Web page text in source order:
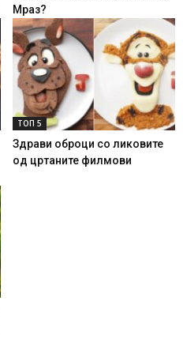
Мраз?
ТОП 5
Здрави оброци со ликовите
од цртаните филмови